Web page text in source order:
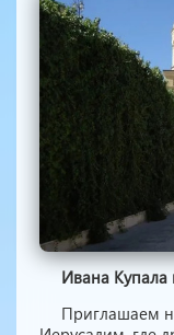
Ивана
Приглашаем